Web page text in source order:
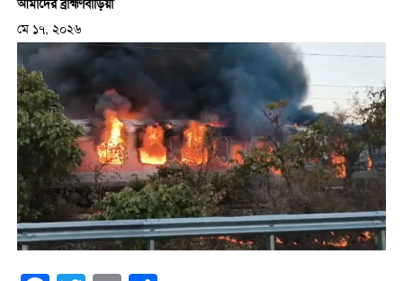
আমাদের ব্রাহ্মণবাড়িয়া
মে ১৭, ২০২৬